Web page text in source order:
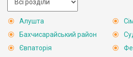
Алушта
Бахчисарайський район
Євпаторія